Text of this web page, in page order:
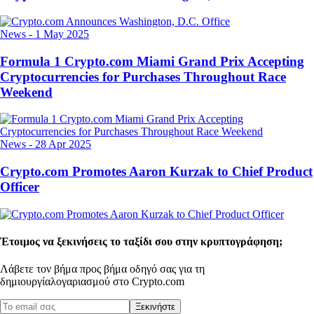
News - 1 May 2025
Formula 1 Crypto.com Miami Grand Prix Accepting
Cryptocurrencies for Purchases Throughout Race
Weekend
News - 28 Apr 2025
Crypto.com Promotes Aaron Kurzak to Chief Product
Officer
Έτοιμος να ξεκινήσεις το ταξίδι σου στην κρυπτογράφηση;
Λάβετε τον βήμα προς βήμα οδηγό σας για τη
δημιουργίαλογαριασμού στο Crypto.com
Ξεκινήστε